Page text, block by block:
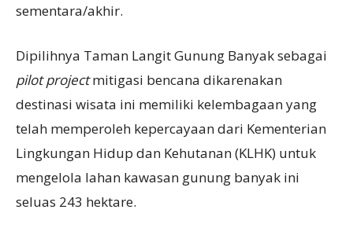
sementara/akhir.
Dipilihnya Taman Langit Gunung Banyak sebagai
pilot projectmitigasi bencana dikarenakan
destinasi wisata ini memiliki kelembagaan yang
telah memperoleh kepercayaan dari Kementerian
Lingkungan Hidup dan Kehutanan (KLHK) untuk
mengelola lahan kawasan gunung banyak ini
seluas 243 hektare.